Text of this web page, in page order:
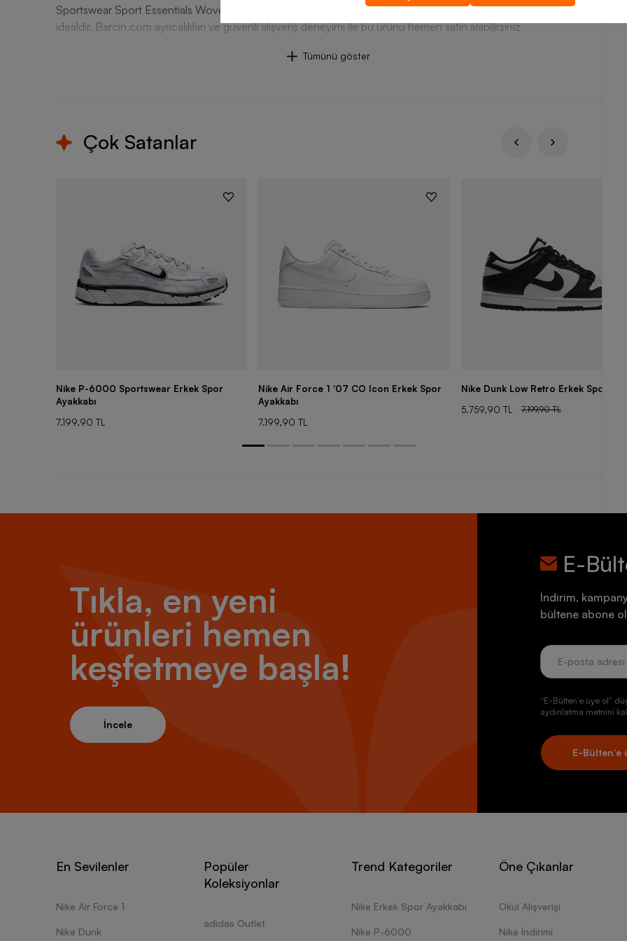
Sportswear Sport Essentials Woven Lined Erkek Şort modeli, su içinde ve dışında sportif bir tarz yaratmanız için
idealdir. Barcin.com ayrıcalıkları ve güvenli alışveriş deneyimi ile bu ürünü hemen satın alabilirsiniz.
Tümünü göster
Çok Satanlar
Nike P-6000 Sportswear Erkek Spor
Ayakkabı
7.199,90 TL
Nike Air Force 1 '07 CO Icon Erkek Spor
Ayakkabı
7.199,90 TL
Nike Dunk Low Retro Erkek Spor
5.759,90 TL
7.199,90 TL
Tıkla, en yeni
ürünleri hemen
keşfetmeye başla!
İncele
E-
İndirim,
bültene abone
“E-Bülten’e üye ol”
aydınlatma metnini
E-Bülten’e
En Sevilenler
Nike Air Force 1
Nike Dunk
Popüler
Koleksiyonlar
adidas Outlet
Trend Kategoriler
Nike Erkek Spor Ayakkabı
Nike P-6000
Öne Çıkanlar
Okul Alışverişi
Nike İndirimi